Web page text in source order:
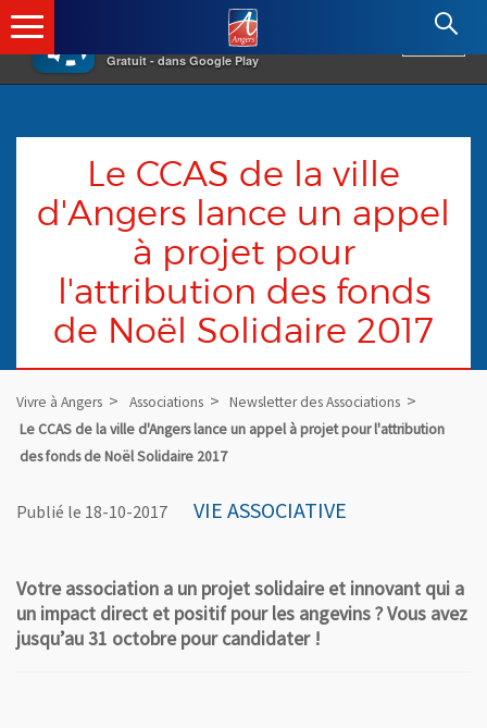
×
Gratuit - dans Google Play
Angers.fr : Retour à l'accueil
Le CCAS de la ville
d'Angers lance un appel
à projet pour
l'attribution des fonds
de Noël Solidaire 2017
Vivre à Angers Associations
Newsletter des Associations
Le CCAS de la ville d'Angers lance un appel à projet pour l'attribution
des fonds de Noël Solidaire 2017
Publié le 18-10-2017 VIE ASSOCIATIVE
Votre association a un projet solidaire et innovant qui a
un impact direct et positif pour les angevins ? Vous avez
jusqu’au 31 octobre pour candidater !